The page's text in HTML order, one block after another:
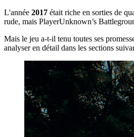
L'année 2017 était riche en sorties de
rude, mais PlayerUnknown’s
Mais le jeu a-t-il tenu toutes ses
analyser en détail dans les sections